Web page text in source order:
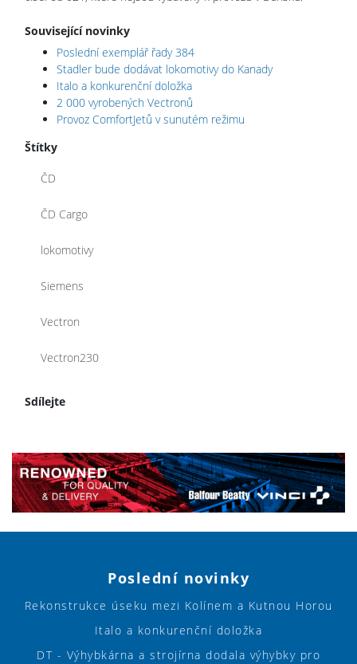
Související novinky
Poslední exemplář řady 384
Stadler bude dodávat lokomotivy do Kanady
Italo a konkurenční doložka
2 000 vyrobených Vectronů
Provoz ComfortJetů v sunutém režimu
Štítky
ČD
ČD Cargo
lokomotivy
Siemens
Vectron
Vectron230
Sdílejte
Poslední novinky
Rekonstrukce úseku mezi Kolínem a Kutnou Horou
Italo a konkurenční doložka
DT - Výhybkárna a strojírna dodala výhybky pro